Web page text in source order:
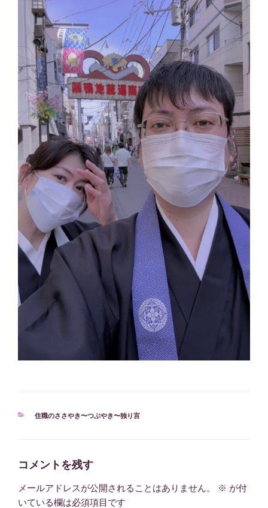
カ
ー
住職のささやき〜つぶやき〜独り言
コメントを残す
メールアドレスが公開されることはありません。 ※ が付
いている欄は必須項目です